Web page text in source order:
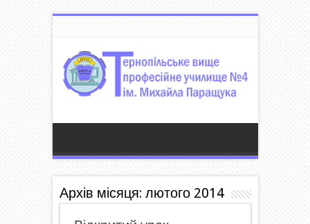
Архів місяця: лютого 2014